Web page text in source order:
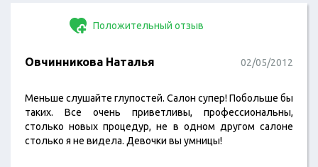
Положительный отзыв
Овчинникова Наталья 02/05/2012
Меньше слушайте глупостей. Салон супер! Побольше бы
таких. Все очень приветливы, профессиональны,
столько новых процедур, не в одном другом салоне
столько я не видела. Девочки вы умницы!